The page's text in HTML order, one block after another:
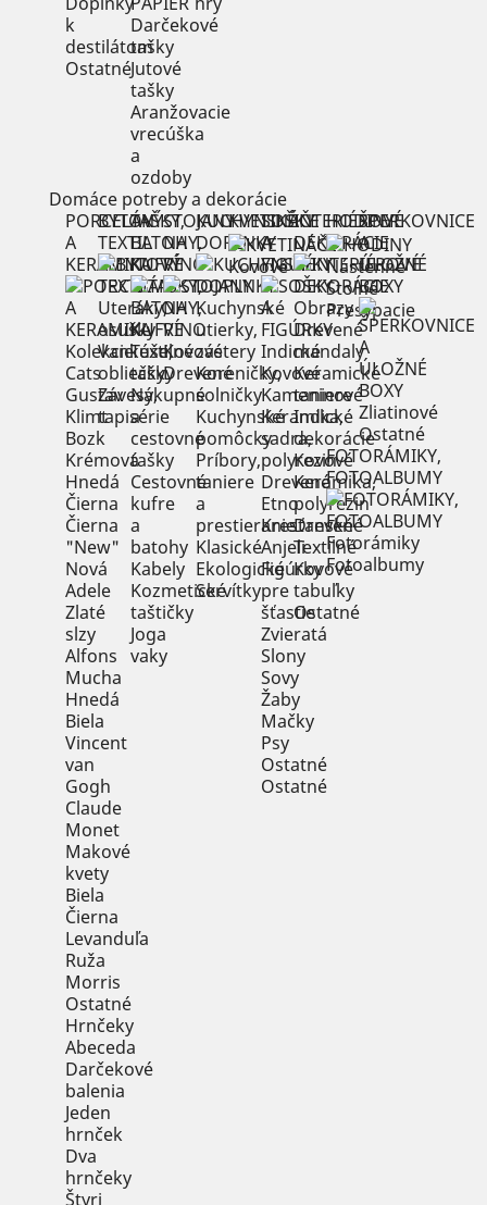
k
destilátom
Ostatné
Darčekové
tašky
Jutové
tašky
Aranžovacie
vrecúška
a
ozdoby
Domáce potreby a dekorácie
PORCELÁN
A
KERAMIKA
Kolekcie
Cats
Gustav
Klimt
Bozk
Krémová
Hnedá
Čierna
Čierna
"New"
Nová
Adele
Zlaté
slzy
Alfons
Mucha
Hnedá
Biela
Vincent
van
Gogh
Claude
Monet
Makové
kvety
Biela
Čierna
Levanduľa
Ruža
Morris
Ostatné
Hrnčeky
Abeceda
Darčekové
balenia
Jeden
hrnček
Dva
hrnčeky
Štyri
BYTOVÝ
TEXTIL
Uteráky,
osušky
Vankúše,
obliečky
Závesy,
tapisérie
TAŠKY,
BATOHY,
KUFRE
Textilné
tašky
Nákupné
a
cestovné
tašky
Cestovné
kufre
a
batohy
Kabely
Kozmetické
taštičky
Joga
vaky
STOJANY
NA
VÍNO
Kovové
Drevené
KUCHYNSKÉ
DOPLNKY
Kuchynské
utierky,
zástery
Koreničky,
solničky
Kuchynské
pomôcky
Príbory,
taniere
a
prestieranie
Klasické
Ekologické
Servítky
KVETINÁČE
Kovové
SOŠKY
A
FIGÚRKY
Indické
Kovové
Kameninové
Keramika,
sadra,
polyrezin
Drevené
Etno
Kresťanské
Anjeli
Figúrky
pre
šťastie
Zvieratá
Slony
Sovy
Žaby
Mačky
Psy
Ostatné
Ostatné
INTERIÉROVÉ
DEKORÁCIE
Obrazy
Drevené
mandaly
Keramické
taniere
Indické
dekorácie
Kovové
Keramika,
polyrezin
Drevené
Textilné
Kovové
tabuľky
Ostatné
HODINY
Nástenné
Stolné
Presýpacie
ŠPERKOVNICE
A
ÚLOŽNÉ
BOXY
Zliatinové
Ostatné
FOTORÁMIKY,
FOTOALBUMY
Fotorámiky
Fotoalbumy